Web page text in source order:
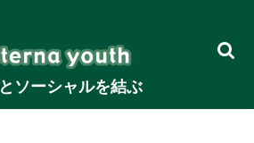
ソーシャルを結ぶ